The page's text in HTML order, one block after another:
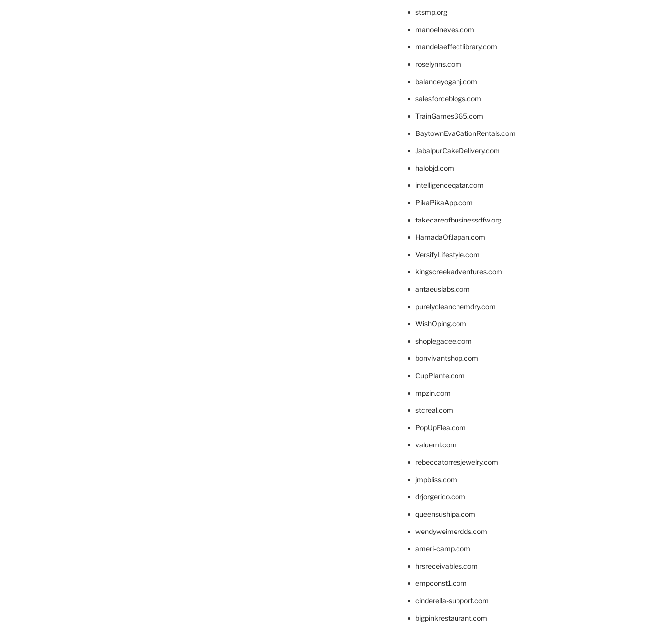
stsmp.org
manoelneves.com
mandelaeffectlibrary.com
roselynns.com
balanceyoganj.com
salesforceblogs.com
TrainGames365.com
BaytownEvaCationRentals.com
JabalpurCakeDelivery.com
halobjd.com
intelligenceqatar.com
PikaPikaApp.com
takecareofbusinessdfw.org
HamadaOfJapan.com
VersifyLifestyle.com
kingscreekadventures.com
antaeuslabs.com
purelycleanchemdry.com
WishOping.com
shoplegacee.com
bonvivantshop.com
CupPlante.com
mpzin.com
stcreal.com
PopUpFlea.com
valueml.com
rebeccatorresjewelry.com
jmpbliss.com
drjorgerico.com
queensushipa.com
wendyweimerdds.com
ameri-camp.com
hrsreceivables.com
empconst1.com
cinderella-support.com
bigpinkrestaurant.com